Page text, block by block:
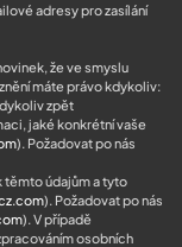
adresy pro zasílání
že ve smyslu
máte právo kdykoliv:
zpět
jaké konkrétní vaše
). Požadovat po nás
těmto údajům a tyto
). Požadovat po nás
). V případě
osobních